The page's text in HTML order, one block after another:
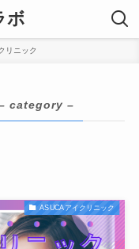
ボ
リニック
category –
ASUCAアイクリニック